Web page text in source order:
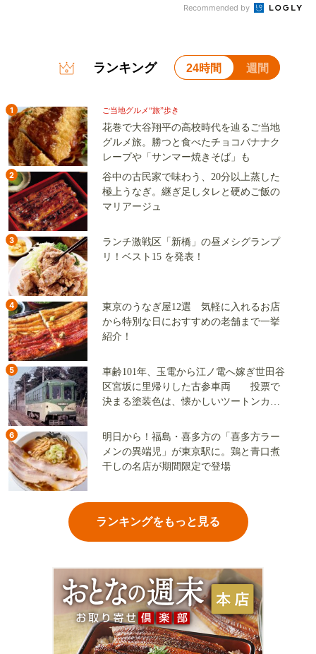
Recommended by
ランキング 24時間 週間
1 ご当地グルメ“旅”歩き
花巻で大谷翔平の高校時代を辿るご当地
グルメ旅。勝つと食べたチョコバナナク
レープや「サンマー焼きそば」も
2
谷中の古民家で味わう、20分以上蒸した
極上うなぎ。継ぎ足しタレと硬めご飯の
マリアージュ
3
ランチ激戦区「新橋」の昼メシグランプ
リ！ベスト15 を発表！
4
東京のうなぎ屋12選 気軽に入れるお店
から特別な日におすすめの老舗まで一挙
紹介！
5
車齢101年、玉電から江ノ電へ嫁ぎ世田谷
区宮坂に里帰りした古参車両 投票で
決まる塗装色は、懐かしいツートンカラ
6
明日から！福島・喜多方の「喜多方ラー
メンの異端児」が東京駅に。鶏と青口煮
干しの名店が期間限定で登場
ランキングをもっと見る